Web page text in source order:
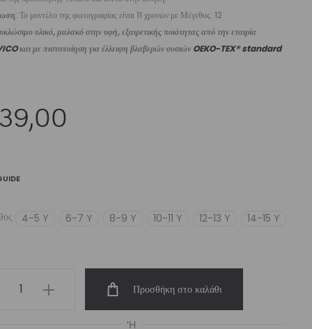
: Το μοντέλο της φωτογραφίας είναι 11 χρονών με Μέγεθος: 12
υλικό, μαλακό στην υφή, εξαιρετικής ποιότητας από την εταιρία
και με πιστοποίηση για έλλειψη βλαβερών ουσιών OEKO-TEX® standard
4-5 Y 6-7 Y 8-9 Y 10-11 Y 12-13 Y 14-15 Y
Προσθήκη στο καλάθι